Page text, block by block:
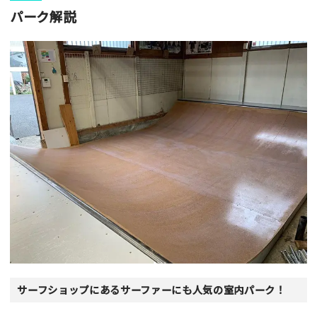
パーク解説
サーフショップにあるサーファーにも人気の室内パーク！